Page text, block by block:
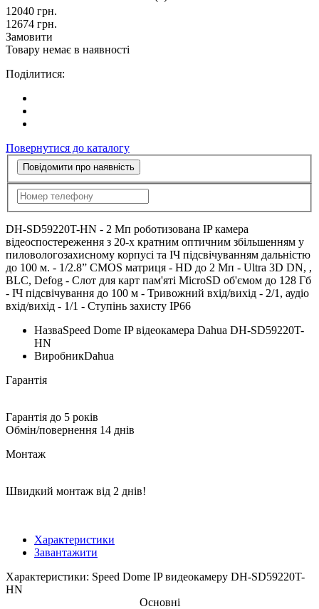
12040 грн.
12674 грн.
Замовити
Товару немає в наявності
Поділитися:
Повернутися до каталогу
Повідомити про наявність
DH-SD59220T-HN - 2 Мп роботизована IP камера
відеоспостереження з 20-х кратним оптичним збільшенням у
пиловологозахисному корпусі та ІЧ підсвічуванням дальністю
до 100 м. - 1/2.8” CMOS матриця - HD до 2 Мп - Ultra 3D DN, ,
BLC, Defog - Слот для карт пам'яті MicroSD об'ємом до 128 Гб
- ІЧ підсвічування до 100 м - Тривожний вхід/вихід - 2/1, аудіо
вхід/вихід - 1/1 - Ступінь захисту IP66
НазваSpeed ​​Dome IP відеокамера Dahua DH-SD59220T-
HN
ВиробникDahua
Гарантія
Гарантія до 5 років
Обмін/повернення 14 днів
Монтаж
Швидкий монтаж від 2 днів!
Характеристики
Завантажити
Характеристики: Speed Dome IP видеокамеру DH-SD59220T-
HN
Основні